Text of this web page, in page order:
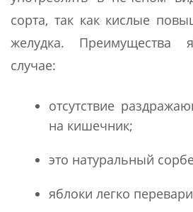
сорта, так как кислые
желудка. Преимущества
случае:
отсутствие
на кишечник;
это натуральный
яблоки легко